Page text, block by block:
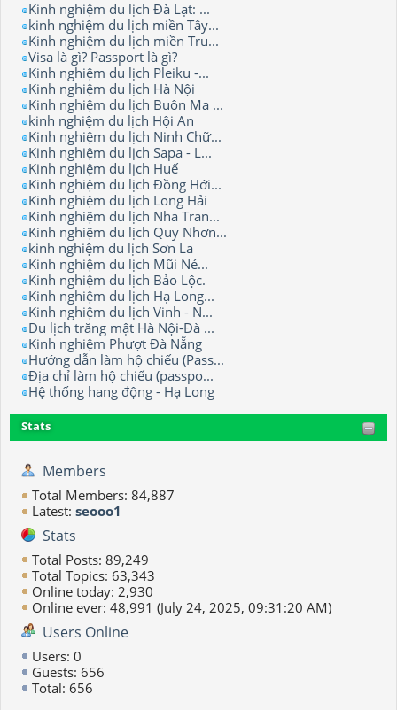
Kinh nghiệm du lịch Đà Lạt: ...
kinh nghiệm du lịch miền Tây...
Kinh nghiệm du lịch miền Tru...
Visa là gì? Passport là gì?
Kinh nghiệm du lịch Pleiku -...
Kinh nghiệm du lịch Hà Nội
Kinh nghiệm du lịch Buôn Ma ...
kinh nghiệm du lịch Hội An
Kinh nghiệm du lịch Ninh Chữ...
Kinh nghiệm du lịch Sapa - L...
Kinh nghiệm du lịch Huế
Kinh nghiệm du lịch Đồng Hới...
Kinh nghiệm du lịch Long Hải
Kinh nghiệm du lịch Nha Tran...
Kinh nghiệm du lịch Quy Nhơn...
kinh nghiệm du lịch Sơn La
Kinh nghiệm du lịch Mũi Né...
Kinh nghiệm du lịch Bảo Lộc.
Kinh nghiệm du lịch Hạ Long...
Kinh nghiệm du lịch Vinh - N...
Du lịch trăng mật Hà Nội-Đà ...
Kinh nghiệm Phượt Đà Nẵng
Hướng dẫn làm hộ chiếu (Pass...
Địa chỉ làm hộ chiếu (passpo...
Hệ thống hang động - Hạ Long
Stats
Members
Total Members: 84,887
Latest: seooo1
Stats
Total Posts: 89,249
Total Topics: 63,343
Online today: 2,930
Online ever: 48,991 (July 24, 2025, 09:31:20 AM)
Users Online
Users: 0
Guests: 656
Total: 656